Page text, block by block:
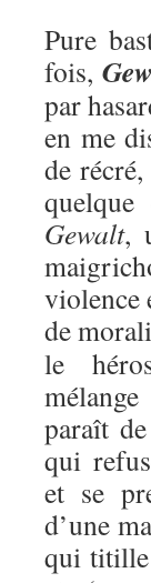
Pure
fois,
par
en me
de
Gewalt,
violence
de
le
paraît
qui
et se
d’une
qui titille